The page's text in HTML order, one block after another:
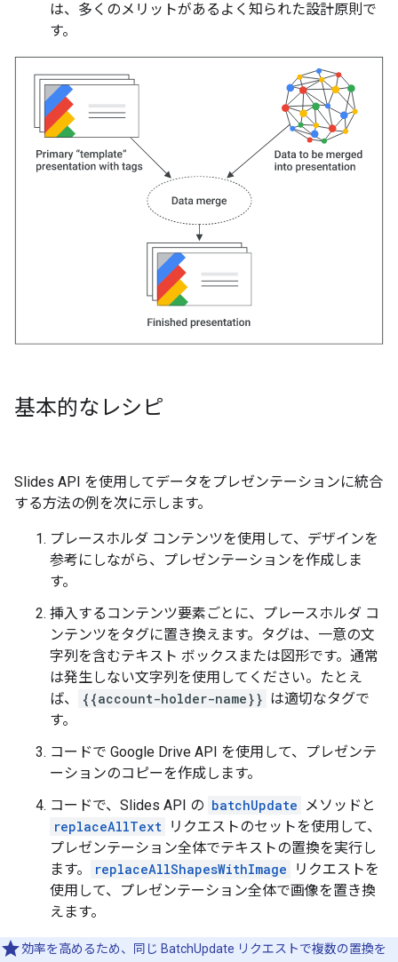
は、多くのメリットがあるよく知られた設計原則で
す。
基本的なレシピ
Slides API を使用してデータをプレゼンテーションに統合
する方法の例を次に示します。
プレースホルダ コンテンツを使用して、デザインを
参考にしながら、プレゼンテーションを作成しま
す。
挿入するコンテンツ要素ごとに、プレースホルダ コ
ンテンツをタグに置き換えます。タグは、一意の文
字列を含むテキスト ボックスまたは図形です。通常
は発生しない文字列を使用してください。たとえ
ば、
{{account-holder-name}} は適切なタグで
す。
コードで Google Drive API を使用して、プレゼンテ
ーションのコピーを作成します。
コードで、Slides API の batchUpdate メソッドと
replaceAllText リクエストのセットを使用して、
プレゼンテーション全体でテキストの置換を実行し
ます。
replaceAllShapesWithImage
リクエストを
使用して、プレゼンテーション全体で画像を置き換
えます。
効率を高めるため、同じ BatchUpdate リクエストで複数の置換を